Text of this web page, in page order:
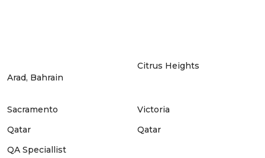
Arad, Bahrain
Citrus Heights
Sacramento
Qatar
QA Speciallist
Victoria
Qatar